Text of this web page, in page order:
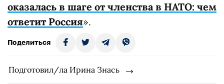
оказалась в шаге от членства в НАТО: чем
ответит Россия».
Поделиться
Подготовил/ла Ирина Знась